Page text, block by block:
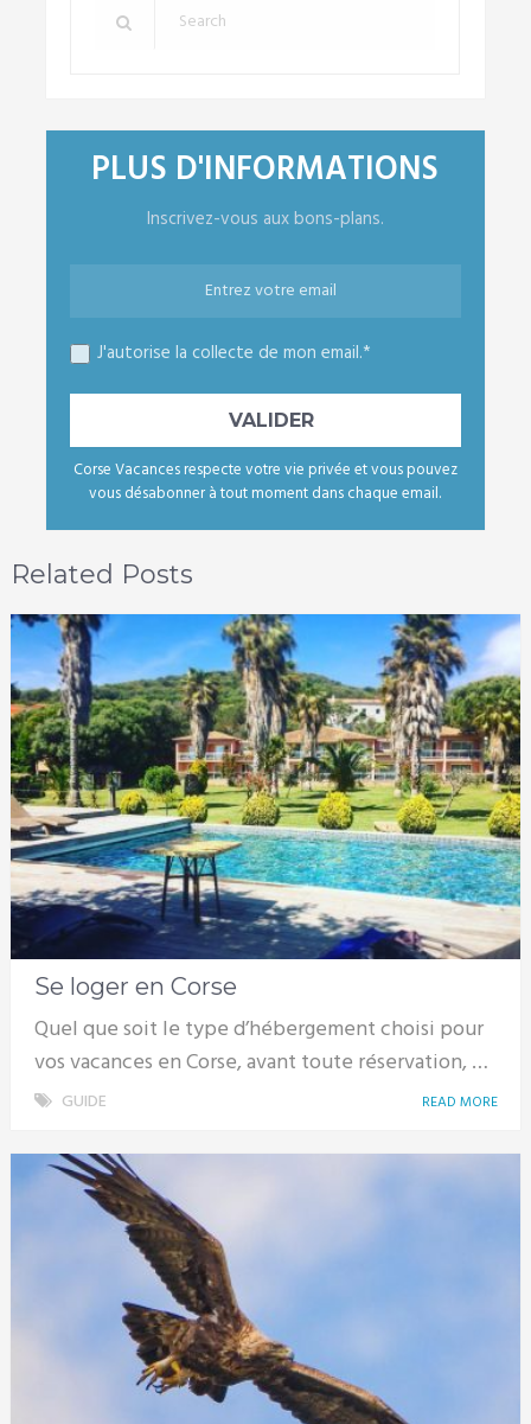
PLUS D'INFORMATIONS
Inscrivez-vous aux bons-plans.
J'autorise la collecte de mon email.*
Corse Vacances respecte votre vie privée et vous pouvez
vous désabonner à tout moment dans chaque email.
Related Posts
Se loger en Corse
Quel que soit le type d’hébergement choisi pour
vos vacances en Corse, avant toute réservation, …
GUIDE READ MORE